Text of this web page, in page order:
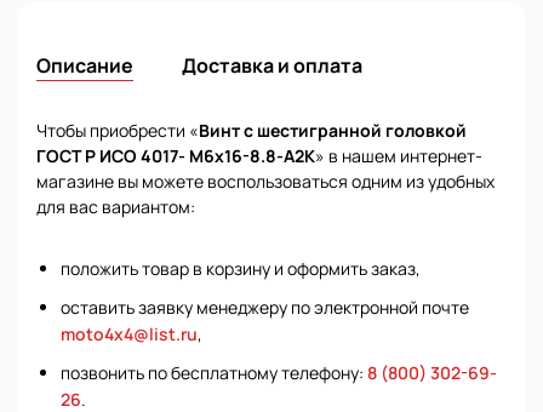
Описание Доставка и оплата
Чтобы приобрести «Винт с шестигранной головкой
ГОСТ Р ИСО 4017- М6х16-8.8-А2К» в нашем интернет-
магазине вы можете воспользоваться одним из удобных
для вас вариантом:
положить товар в корзину и оформить заказ,
оставить заявку менеджеру по электронной почте
moto4x4@list.ru,
позвонить по бесплатному телефону: 8 (800) 302-69-
26.